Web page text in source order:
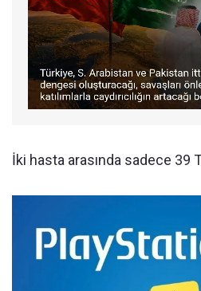
İki hasta arasında sadece 39